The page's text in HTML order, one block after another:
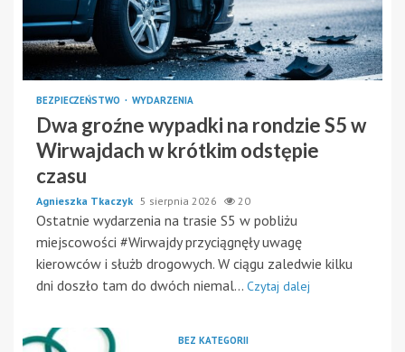
BEZPIECZEŃSTWO WYDARZENIA
Dwa groźne wypadki na rondzie S5 w
Wirwajdach w krótkim odstępie
czasu
Agnieszka Tkaczyk 5 sierpnia 2026 20
Ostatnie wydarzenia na trasie S5 w pobliżu
miejscowości #Wirwajdy przyciągnęły uwagę
kierowców i służb drogowych. W ciągu zaledwie kilku
dni doszło tam do dwóch niemal... Czytaj dalej
BEZ KATEGORII